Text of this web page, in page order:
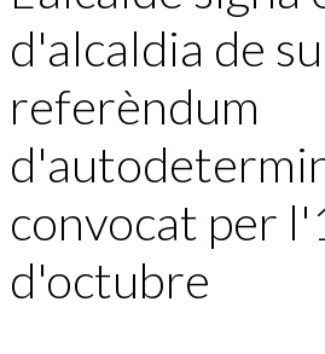
d'alcaldia de
referèndum
convocat per
d'octubre